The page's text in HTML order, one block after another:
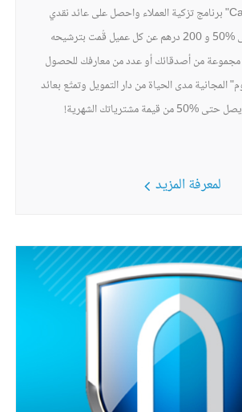
انضم إلى "CartNet" برنامج تزكية العملاء واحصل على عائد نقدي
تراكمي يصل حتى %50 و 200 درهم عن كل عميل قُمت بترشيحه
من أصدقائك أو عدد من معارفك للحصول
المجانية مدى الحياة من دار التمويل وتمتّع بعائد
قيمة مشترياتك الشهرية!
لمعرفة المزيد